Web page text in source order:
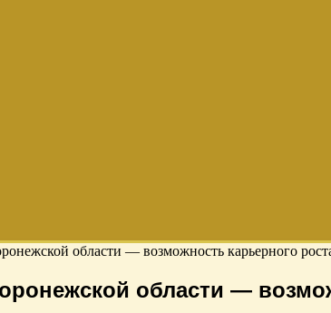
области — возможность карьерного
области —